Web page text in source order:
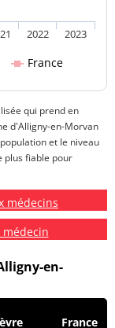
France
2022 2023
qui prend en
d'Alligny-en-Morvan
et le niveau
plus fiable pour
médecins
en-
France